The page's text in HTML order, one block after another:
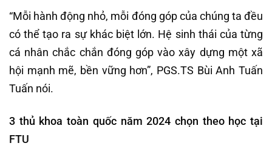
“Mỗi hành động nhỏ, mỗi đóng góp của chúng ta đều
có thể tạo ra sự khác biệt lớn. Hệ sinh thái của từng
cá nhân chắc chắn đóng góp vào xây dựng một xã
hội mạnh mẽ, bền vững hơn”, PGS.TS Bùi Anh Tuấn
Tuấn nói.
3 thủ khoa toàn quốc năm 2024 chọn theo học tại
FTU